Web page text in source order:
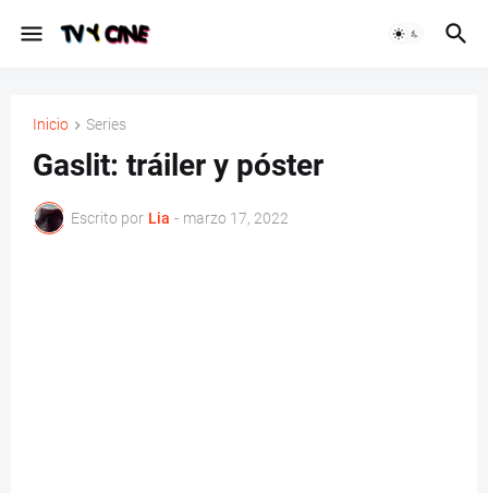
Inicio Series
Gaslit: tráiler y póster
Escrito por Lia - marzo 17, 2022